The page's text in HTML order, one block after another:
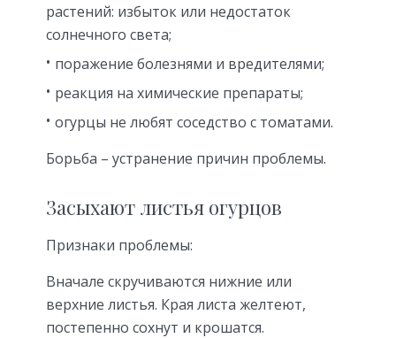
растений: избыток или недостаток
солнечного света;
поражение болезнями и вредителями;
реакция на химические препараты;
огурцы не любят соседство с томатами.
Борьба – устранение причин проблемы.
Засыхают листья огурцов
Признаки проблемы:
Вначале скручиваются нижние или
верхние листья. Края листа желтеют,
постепенно сохнут и крошатся.